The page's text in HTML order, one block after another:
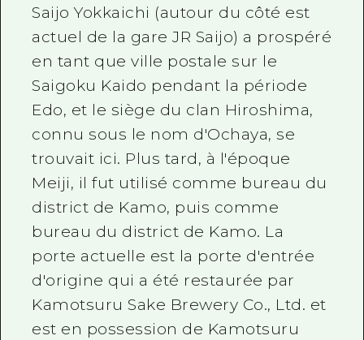
Guide bénévole
Vidéo d'Hiroshima
FAQ
Téléchargement de Photos
Informations sur le transport en
Brochure touristique
Saijo Yokkaichi (autour du côté est
actuel de la gare JR Saijo) a prospéré
en tant que ville postale sur le
Saigoku Kaido pendant la période
Edo, et le siège du clan Hiroshima,
connu sous le nom d'Ochaya, se
trouvait ici. Plus tard, à l'époque
Meiji, il fut utilisé comme bureau du
district de Kamo, puis comme
bureau du district de Kamo. La
porte actuelle est la porte d'entrée
d'origine qui a été restaurée par
Kamotsuru Sake Brewery Co., Ltd. et
est en possession de Kamotsuru